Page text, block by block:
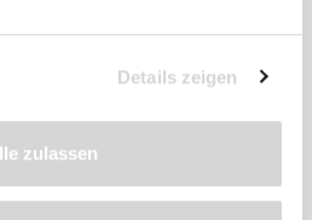
Details zeigen
zulassen